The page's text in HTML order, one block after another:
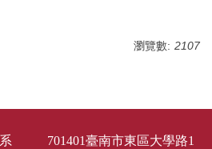
瀏覽數: 2107
系 701401臺南市東區大學路1